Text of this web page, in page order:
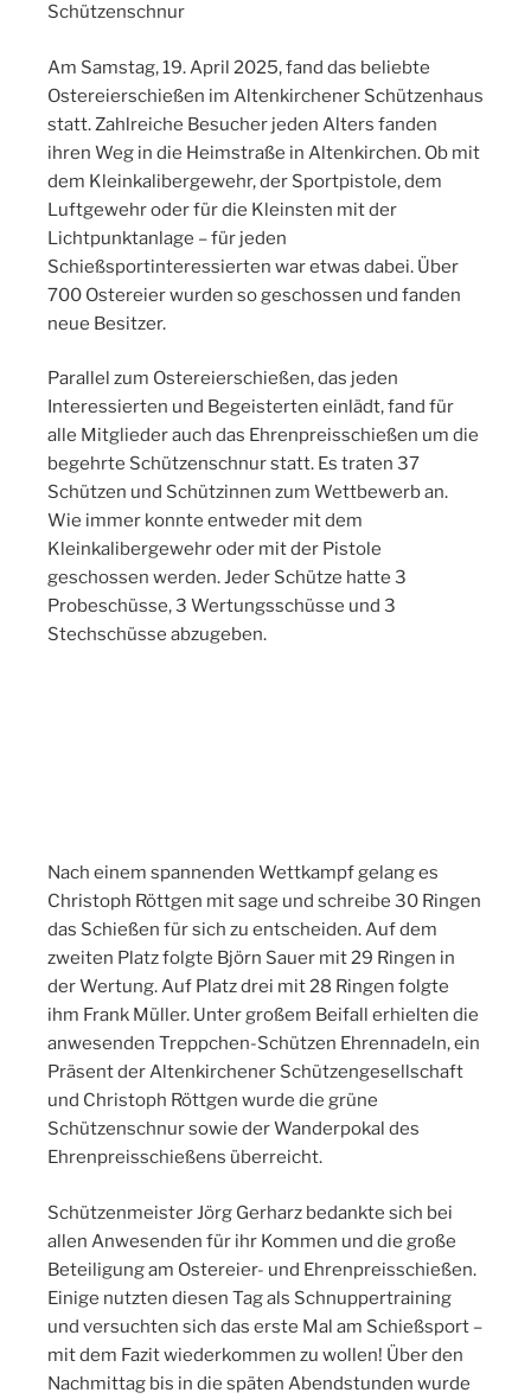
Schützenschnur
Am Samstag, 19. April 2025, fand das beliebte
Ostereierschießen im Altenkirchener Schützenhaus
statt. Zahlreiche Besucher jeden Alters fanden
ihren Weg in die Heimstraße in Altenkirchen. Ob mit
dem Kleinkalibergewehr, der Sportpistole, dem
Luftgewehr oder für die Kleinsten mit der
Lichtpunktanlage – für jeden
Schießsportinteressierten war etwas dabei. Über
700 Ostereier wurden so geschossen und fanden
neue Besitzer.
Parallel zum Ostereierschießen, das jeden
Interessierten und Begeisterten einlädt, fand für
alle Mitglieder auch das Ehrenpreisschießen um die
begehrte Schützenschnur statt. Es traten 37
Schützen und Schützinnen zum Wettbewerb an.
Wie immer konnte entweder mit dem
Kleinkalibergewehr oder mit der Pistole
geschossen werden. Jeder Schütze hatte 3
Probeschüsse, 3 Wertungsschüsse und 3
Stechschüsse abzugeben.
Nach einem spannenden Wettkampf gelang es
Christoph Röttgen mit sage und schreibe 30 Ringen
das Schießen für sich zu entscheiden. Auf dem
zweiten Platz folgte Björn Sauer mit 29 Ringen in
der Wertung. Auf Platz drei mit 28 Ringen folgte
ihm Frank Müller. Unter großem Beifall erhielten die
anwesenden Treppchen-Schützen Ehrennadeln, ein
Präsent der Altenkirchener Schützengesellschaft
und Christoph Röttgen wurde die grüne
Schützenschnur sowie der Wanderpokal des
Ehrenpreisschießens überreicht.
Schützenmeister Jörg Gerharz bedankte sich bei
allen Anwesenden für ihr Kommen und die große
Beteiligung am Ostereier- und Ehrenpreisschießen.
Einige nutzten diesen Tag als Schnuppertraining
und versuchten sich das erste Mal am Schießsport –
mit dem Fazit wiederkommen zu wollen! Über den
Nachmittag bis in die späten Abendstunden wurde